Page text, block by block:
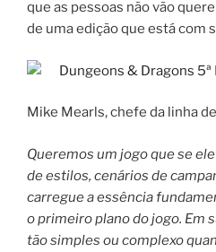
que as pessoas não vão
de uma edição que está com
Mike Mearls, chefe da linha
Queremos um jogo que se
de estilos, cenários de
carregue a essência
o primeiro plano do jogo. Em
tão simples ou complexo